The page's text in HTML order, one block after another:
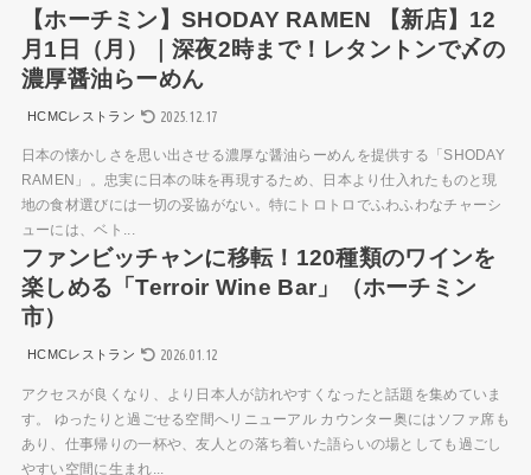
【ホーチミン】SHODAY RAMEN 【新店】12
月1日（月）｜深夜2時まで！レタントンで〆の
濃厚醤油らーめん
HCMCレストラン 2025.12.17
日本の懐かしさを思い出させる濃厚な醤油らーめんを提供する「SHODAY
RAMEN」。忠実に日本の味を再現するため、日本より仕入れたものと現
地の食材選びには一切の妥協がない。特にトロトロでふわふわなチャーシ
ューには、ベト...
ファンビッチャンに移転！120種類のワインを
楽しめる「Terroir Wine Bar」（ホーチミン
市）
HCMCレストラン 2026.01.12
アクセスが良くなり、より日本人が訪れやすくなったと話題を集めていま
す。 ゆったりと過ごせる空間へリニューアル カウンター奥にはソファ席も
あり、仕事帰りの一杯や、友人との落ち着いた語らいの場としても過ごし
やすい空間に生まれ...